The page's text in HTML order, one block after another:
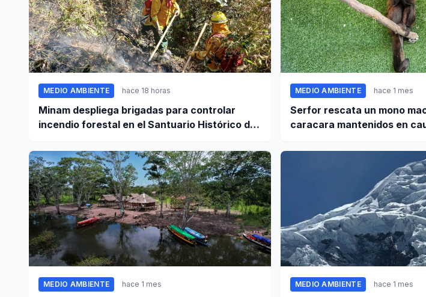
MEDIO AMBIENTE hace 18 horas
Minam despliega brigadas para controlar
incendio forestal en el Santuario Histórico de
MEDIO AMBIENTE hace 1 mes
Serfor rescata un mono
caracara mantenidos en
MEDIO AMBIENTE hace 1 mes MEDIO AMBIENTE hace 1 mes